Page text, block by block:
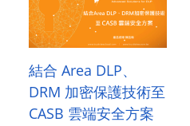
結合 Area DLP、
DRM 加密保護技術至
CASB 雲端安全方案